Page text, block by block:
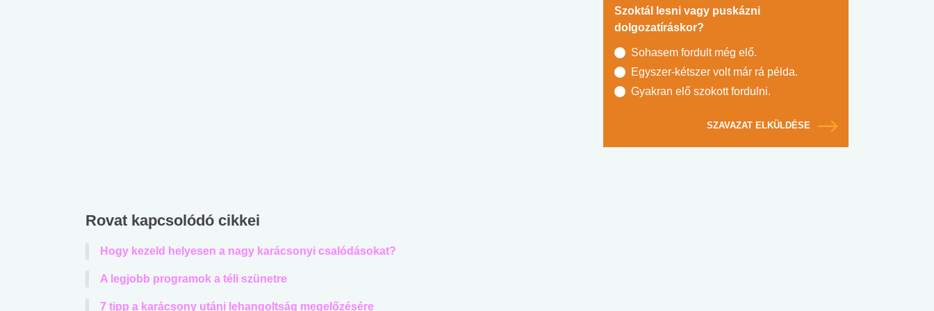
Rovat kapcsolódó cikkei
Hogy kezeld helyesen a nagy karácsonyi csalódásokat?
A legjobb programok a téli szünetre
7 tipp a karácsony utáni lehangoltság megelőzésére
Szoktál lesni vagy puskázni
dolgozatíráskor?
Sohasem fordult még elő.
Egyszer-kétszer volt már rá példa.
Gyakran elő szokott fordulni.
SZAVAZAT ELKÜLDÉSE